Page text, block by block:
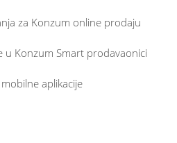
za Konzum online prodaju
u Konzum Smart prodavaonici
aplikacije